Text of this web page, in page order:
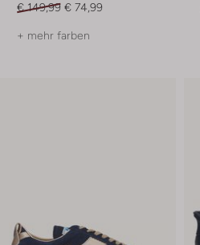
€ 149,99 € 74,99
+ mehr farben